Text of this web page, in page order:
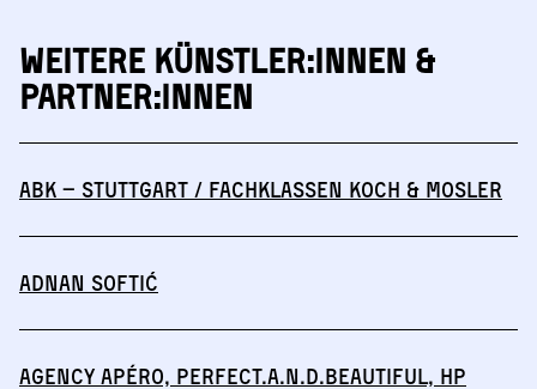
Weitere Künstler:innen &
Partner:innen
abk – Stuttgart / Fachklassen Koch & Mosler
Adnan Softić
Agency Apéro, perfect.a.n.d.beautiful, HP